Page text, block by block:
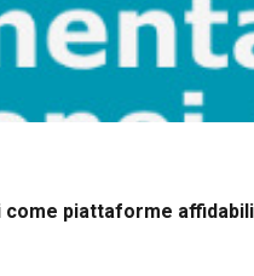
come piattaforme affidabili